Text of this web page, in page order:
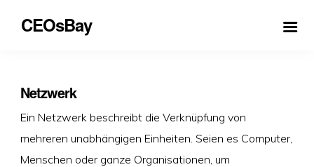
CEOsBay
Netzwerk
Ein Netzwerk beschreibt die Verknüpfung von
mehreren unabhängigen Einheiten. Seien es Computer,
Menschen oder ganze Organisationen, um